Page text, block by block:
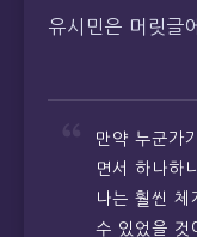
유시민은 머릿글
만약 누군가
면서 하나하
나는 훨씬 체
수 있었을 것